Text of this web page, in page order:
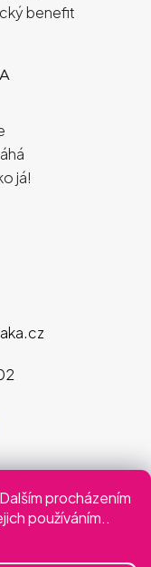
procházením
používáním..
benefit
já!